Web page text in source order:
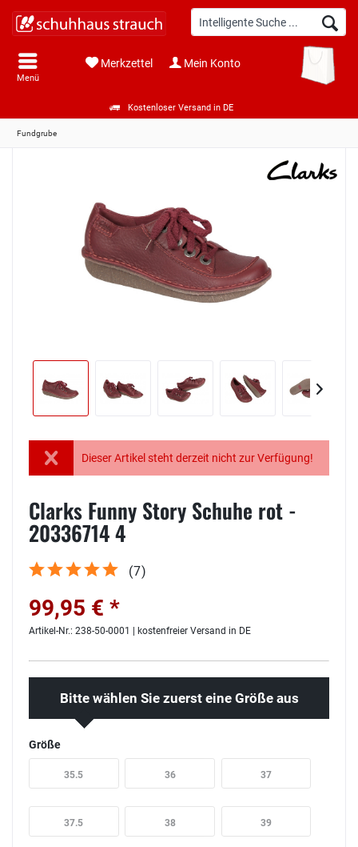
Kostenloser Versand in DE
Menü
Merkzettel Mein Konto
Fundgrube
Dieser Artikel steht derzeit nicht zur Verfügung!
Clarks Funny Story Schuhe rot -
20336714 4
(7)
99,95 € *
Artikel-Nr.: 238-50-0001 | kostenfreier Versand in DE
Bitte wählen Sie zuerst eine Größe aus
Größe
35.5 36 37
37.5 38 39